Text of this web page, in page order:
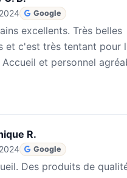
Google
excellents. Très belles
et c'est très tentant pour
Accueil et personnel
R.
Google
Des produits de